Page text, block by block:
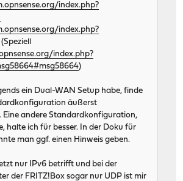
index.php?
index.php?
(Speziell
index.php?
)
ein Dual-WAN Setup habe, finde
äußerst
Eine andere Standardkonfiguration,
halte ich für besser. In der Doku für
man ggf. einen Hinweis geben.
nur IPv6 betrifft und bei der
der FRITZ!Box sogar nur UDP ist mir